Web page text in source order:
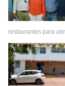
restaurantes para